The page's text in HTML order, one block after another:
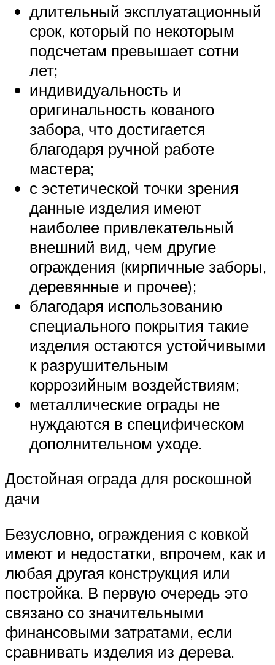
длительный эксплуатационный
срок, который по некоторым
подсчетам превышает сотни
лет;
индивидуальность и
оригинальность кованого
забора, что достигается
благодаря ручной работе
мастера;
с эстетической точки зрения
данные изделия имеют
наиболее привлекательный
внешний вид, чем другие
ограждения (кирпичные заборы,
деревянные и прочее);
благодаря использованию
специального покрытия такие
изделия остаются устойчивыми
к разрушительным
коррозийным воздействиям;
металлические ограды не
нуждаются в специфическом
дополнительном уходе.
Достойная ограда для роскошной
дачи
Безусловно, ограждения с ковкой
имеют и недостатки, впрочем, как и
любая другая конструкция или
постройка. В первую очередь это
связано со значительными
финансовыми затратами, если
сравнивать изделия из дерева.